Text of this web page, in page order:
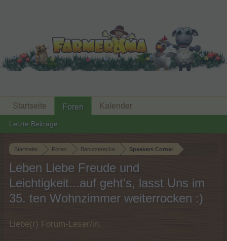
Startseite Foren Benutzerecke Speakers Corner
Leben Liebe Freude und
Leichtigkeit...auf geht's, lasst Uns im
35. ten Wohnzimmer weiterrocken :)
Liebe(r) Forum-Leser/in,
Startseite Foren
Letzte Beiträge
Kalender